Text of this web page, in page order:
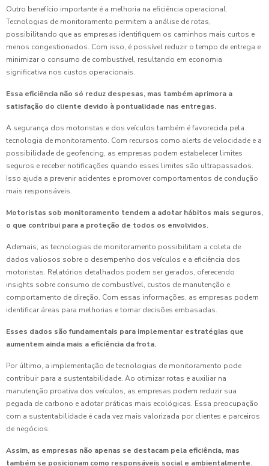
Outro benefício importante é a melhoria na eficiência operacional.
Tecnologias de monitoramento permitem a análise de rotas,
possibilitando que as empresas identifiquem os caminhos mais curtos e
menos congestionados. Com isso, é possível reduzir o tempo de entrega e
minimizar o consumo de combustível, resultando em economia
significativa nos custos operacionais.
Essa eficiência não só reduz despesas, mas também aprimora a
satisfação do cliente devido à pontualidade nas entregas.
A segurança dos motoristas e dos veículos também é favorecida pela
tecnologia de monitoramento. Com recursos como alerts de velocidade e a
possibilidade de geofencing, as empresas podem estabelecer limites
seguros e receber notificações quando esses limites são ultrapassados.
Isso ajuda a prevenir acidentes e promover comportamentos de condução
mais responsáveis.
Motoristas sob monitoramento tendem a adotar hábitos mais seguros,
o que contribui para a proteção de todos os envolvidos.
Ademais, as tecnologias de monitoramento possibilitam a coleta de
dados valiosos sobre o desempenho dos veículos e a eficiência dos
motoristas. Relatórios detalhados podem ser gerados, oferecendo
insights sobre consumo de combustível, custos de manutenção e
comportamento de direção. Com essas informações, as empresas podem
identificar áreas para melhorias e tomar decisões embasadas.
Esses dados são fundamentais para implementar estratégias que
aumentem ainda mais a eficiência da frota.
Por último, a implementação de tecnologias de monitoramento pode
contribuir para a sustentabilidade. Ao otimizar rotas e auxiliar na
manutenção proativa dos veículos, as empresas podem reduzir sua
pegada de carbono e adotar práticas mais ecológicas. Essa preocupação
com a sustentabilidade é cada vez mais valorizada por clientes e parceiros
de negócios.
Assim, as empresas não apenas se destacam pela eficiência, mas
também se posicionam como responsáveis social e ambientalmente.